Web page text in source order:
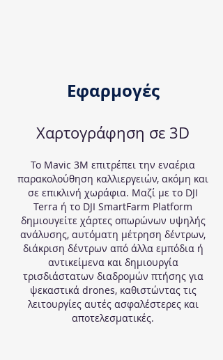
Εφαρμογές
Χαρτογράφηση σε 3D
Το Mavic 3M επιτρέπει την εναέρια
παρακολούθηση καλλιεργειών, ακόμη και
σε επικλινή χωράφια. Μαζί με το DJI
Terra ή το DJI SmartFarm Platform
δημιουγείτε χάρτες οπωρώνων υψηλής
ανάλυσης, αυτόματη μέτρηση δέντρων,
διάκριση δέντρων από άλλα εμπόδια ή
αντικείμενα και δημιουργία
τρισδιάστατων διαδρομών πτήσης για
ψεκαστικά drones, καθιστώντας τις
λειτουργίες αυτές ασφαλέστερες και
αποτελεσματικές.